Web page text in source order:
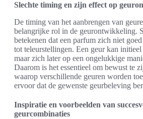
Slechte timing en zijn effect op
De timing van het aanbrengen van
belangrijke rol in de geurontwikkeling.
betekenen dat een parfum zich niet
tot teleurstellingen. Een geur kan initieel
maar zich later op een ongelukkige
Daarom is het essentieel om bewust te
waarop verschillende geuren worden
ervoor dat de gewenste geurbeleving
Inspiratie en voorbeelden van
geurcombinaties